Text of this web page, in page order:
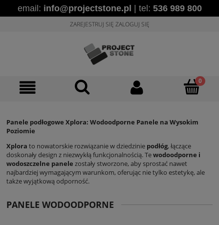
email: info@projectstone.pl | tel: 536 989 800
ZAREJESTRUJ SIĘ ZALOGUJ SIĘ
Panele podłogowe Xplora: Wodoodporne Panele na Wysokim
Poziomie
Xplora to nowatorskie rozwiązanie w dziedzinie podłóg, łączące
doskonały design z niezwykłą funkcjonalnością. Tewodoodporne i
wodoszczelne panele zostały stworzone, aby sprostać nawet
najbardziej wymagającym warunkom, oferując nie tylko estetykę, ale
także wyjątkową odporność.
PANELE WODOODPORNE